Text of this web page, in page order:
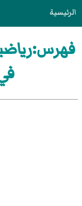
الرئيسية